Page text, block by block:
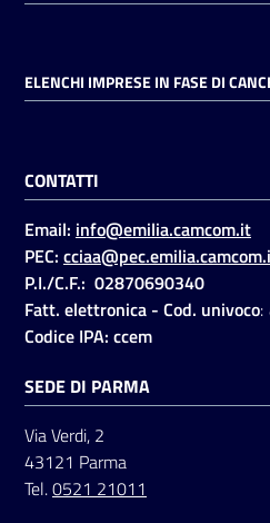
ELENCHI IMPRESE IN FASE DI
CONTATTI
Email: info@emilia.camcom.it
PEC:
P.I./C.F.: 02870690340
Fatt. elettronica - Cod. univoco:
Codice IPA: ccem
SEDE DI PARMA
Via Verdi, 2
43121 Parma
Tel.0521 21011